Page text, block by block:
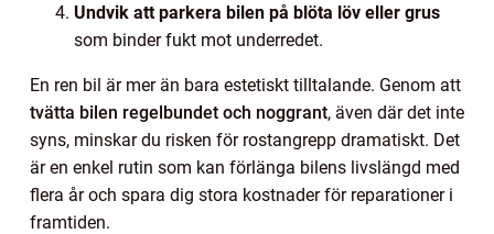
Undvik att parkera bilen på blöta löv eller grus
som binder fukt mot underredet.
En ren bil är mer än bara estetiskt tilltalande. Genom att
tvätta bilen regelbundet och noggrant, även där det inte
syns, minskar du risken för rostangrepp dramatiskt. Det
är en enkel rutin som kan förlänga bilens livslängd med
flera år och spara dig stora kostnader för reparationer i
framtiden.